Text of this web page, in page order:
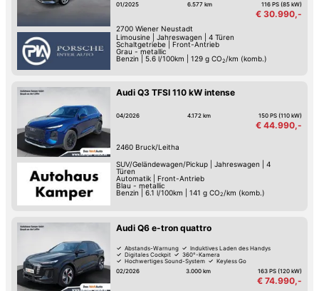
01/2025
6.577 km 116 PS (85 kW)
€ 30.990,-
2700 Wiener Neustadt
Limousine| Jahreswagen
4 Türen
Schaltgetriebe| Front-Antrieb
Grau - metallic
Benzin
5.6 l/100km 129 g CO2 /km (komb.)
Audi Q3 TFSI 110 kW intense
04/2026 4.172 km 150 PS (110 kW)
€ 44.990,-
2460 Bruck/Leitha
SUV/Geländewagen/Pickup| Jahreswagen
4
Türen
Automatik| Front-Antrieb
Blau - metallic
Benzin
6.1 l/100km 141 g CO2 /km (komb.)
Audi Q6 e-tron quattro
Abstands-Warnung
Induktives Laden des Handys
Digitales Cockpit
360°-Kamera
Hochwertiges Sound-System
Keyless Go
LED-Scheinwerfer
Elektrische Heckklappe
02/2026 3.000 km 163 PS (120 kW)
€ 74.990,-